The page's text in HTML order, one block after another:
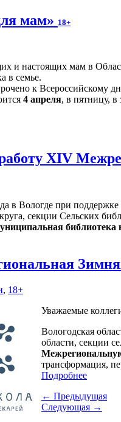
мам» 18+
и настоящих мам в
в семье.
к Всероссийскому
4 апреля, в пятницу,
XIV
в Вологде при
секции Сельских
библиотека
, 18+
Уважаемые
Вологодская
области, секции
трансформация,
Подробнее
← Предыдущая
Следующая →